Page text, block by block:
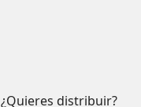
¿Quieres distribuir?